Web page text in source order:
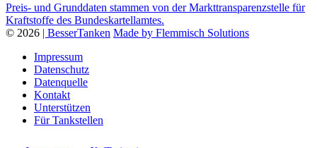
Preis- und Grunddaten stammen von der Markttransparenzstelle für
Kraftstoffe des Bundeskartellamtes.
© 2026 | BesserTanken Made by Flemmisch Solutions
Impressum
Datenschutz
Datenquelle
Kontakt
Unterstützen
Für Tankstellen